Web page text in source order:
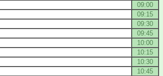
09:00
09:15
09:30
09:45
10:00
10:15
10:30
10:45